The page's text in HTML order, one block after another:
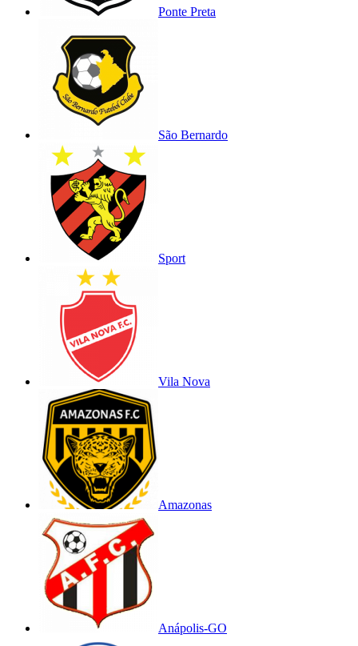
Ponte Preta
São Bernardo
Sport
Vila Nova
Amazonas
Anápolis-GO